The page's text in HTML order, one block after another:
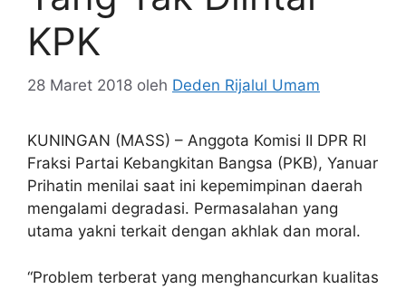
KPK
28 Maret 2018 oleh Deden Rijalul Umam
KUNINGAN (MASS) – Anggota Komisi II DPR RI
Fraksi Partai Kebangkitan Bangsa (PKB), Yanuar
Prihatin menilai saat ini kepemimpinan daerah
mengalami degradasi. Permasalahan yang
utama yakni terkait dengan akhlak dan moral.
“Problem terberat yang menghancurkan kualitas